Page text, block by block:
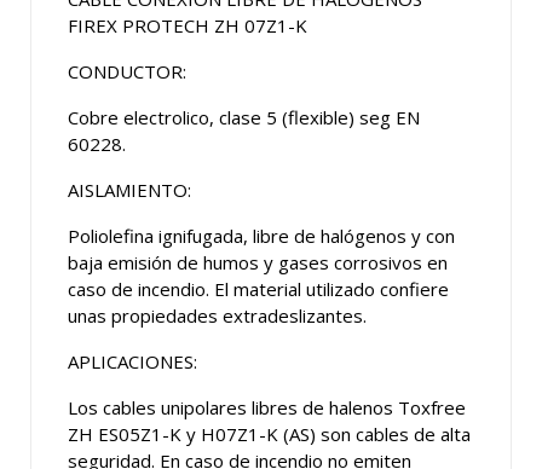
FIREX PROTECH ZH 07Z1-K
CONDUCTOR:
Cobre electrolico, clase 5 (flexible) seg EN
60228.
AISLAMIENTO:
Poliolefina ignifugada, libre de halógenos y con
baja emisión de humos y gases corrosivos en
caso de incendio. El material utilizado confiere
unas propiedades extradeslizantes.
APLICACIONES:
Los cables unipolares libres de halenos Toxfree
ZH ES05Z1-K y H07Z1-K (AS) son cables de alta
seguridad. En caso de incendio no emiten